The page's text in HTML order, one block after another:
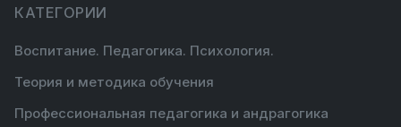
КАТЕГОРИИ
Воспитание. Педагогика. Психология.
Теория и методика обучения
Профессиональная педагогика и андрагогика